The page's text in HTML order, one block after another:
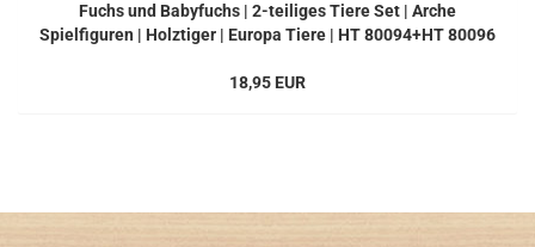
Fuchs und Babyfuchs | 2-teiliges Tiere Set | Arche
Spielfiguren | Holztiger | Europa Tiere | HT 80094+HT 80096
18,95 EUR